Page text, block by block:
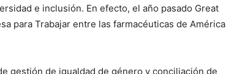
e inclusión. En efecto, el año pasado Great
para Trabajar entre las farmacéuticas de América
gestión de igualdad de género y conciliación de